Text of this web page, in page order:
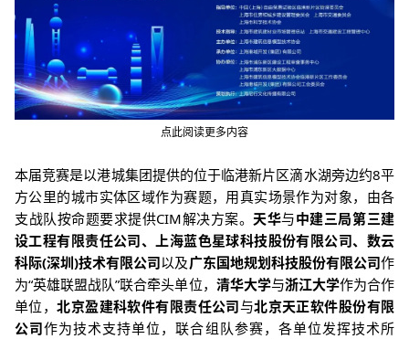
点此阅读更多内容
本届竞赛是以港城集团提供的位于临港新片区滴水湖旁边约8平
方公里的城市实体区域作为赛题，用真实场景作为对象，由各
支战队按命题要求提供CIM解决方案。 天华与中建三局第三建
设工程有限责任公司、上海蓝色星球科技股份有限公司、数云
科际(深圳)技术有限公司以及广东国地规划科技股份有限公司作
为“英雄联盟战队”联合牵头单位， 清华大学与浙江大学作为合作
单位，北京盈建科软件有限责任公司与北京天正软件股份有限
公司作为技术支持单位，联合组队参赛，各单位发挥技术所